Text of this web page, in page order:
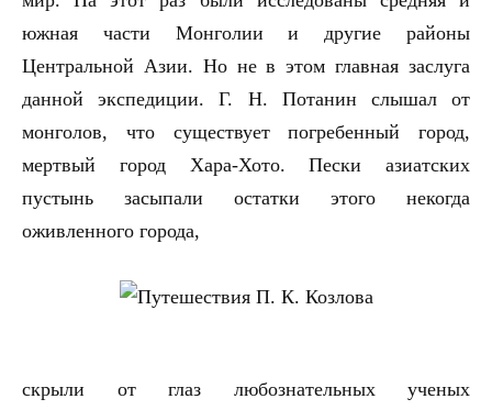
южная части Монголии и другие районы
Центральной Азии. Но не в этом главная заслуга
данной экспедиции. Г. Н. Потанин слышал от
монголов, что существует погребенный город,
мертвый город Хара-Хото. Пески азиатских
пустынь засыпали остатки этого некогда
оживленного города,
скрыли от глаз любознательных ученых